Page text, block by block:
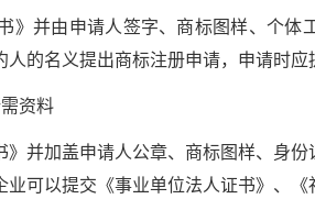
并由申请人签字、商标图样、个体
的名义提出商标注册申请，申请时应
资料
加盖申请人公章、商标图样、身份
可以提交《事业单位法人证书》、